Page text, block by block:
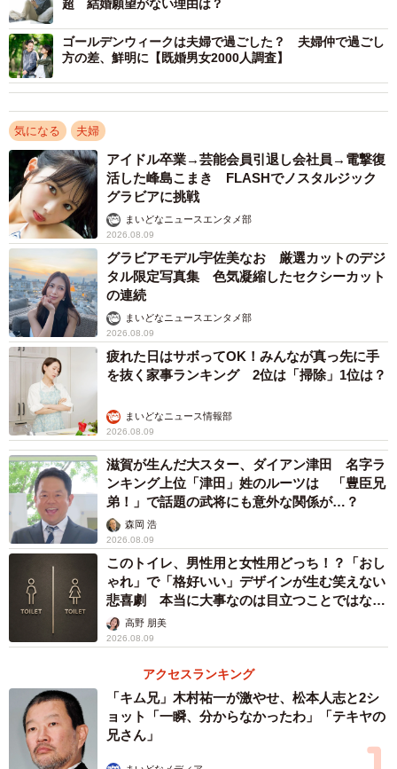
独身時代と比べて何かを失ったと感じるか（提供画像）
では、結婚生活のなかで、独身時代と比べて「何かを失っ
た」と感じている人はどれほどいるのでしょうか。
この質問を結婚生活の満足度別に見ると、「満足」と答え
た人の40.1％に対して、「不満」とした人では72.3％と大
きな差が見られ、結婚生活に不満がある人ほど「何かを失
った」という感覚も強くなりやすいことが明らかとなりま
した。
しかし、見逃せないのが、満足している人の中でも4割が
「何かを失った」と感じているという点です。結婚生活に
満足していても、何かを手放したという感覚を抱えなが
ら、そのうえで現在の生活を受け入れている様子が見えて
きます。
独身時代と比べて失ったもの（提供画像）
独身時代と比べて何かを失ったと回答した人に具体的な内
容を聞いたところ、男女ともに「時間や行動の自由」（男
性59.4％、女性67.4％）と「お金」（同42.6％、44.2％）に
超 結婚願望がない理由は？
ゴールデンウィークは夫婦で過ごした？ 夫婦仲で過ごし
方の差、鮮明に【既婚男女2000人調査】
気になる 夫婦
アイドル卒業→芸能会員引退し会社員→電撃復
活した峰島こまき FLASHでノスタルジック
グラビアに挑戦
まいどなニュースエンタメ部
2026.08.09
グラビアモデル宇佐美なお 厳選カットのデジ
タル限定写真集 色気凝縮したセクシーカット
の連続
まいどなニュースエンタメ部
2026.08.09
疲れた日はサボってOK！みんなが真っ先に手
を抜く家事ランキング 2位は「掃除」1位は？
まいどなニュース情報部
2026.08.09
滋賀が生んだ大スター、ダイアン津田 名字ラ
ンキング上位「津田」姓のルーツは 「豊臣兄
弟！」で話題の武将にも意外な関係が…？
森岡 浩
2026.08.09
このトイレ、男性用と女性用どっち！？「おし
ゃれ」で「格好いい」デザインが生む笑えない
悲喜劇 本当に大事なのは目立つことではな
く…高野 朋美
2026.08.09
アクセスランキング
「キム兄」木村祐一が激やせ、松本人志と2シ
ョット「一瞬、分からなかったわ」「テキヤの
兄さん」